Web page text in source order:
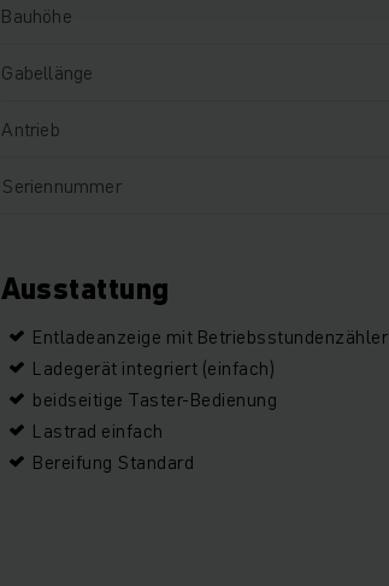
Bauhöhe
Gabellänge
Antrieb
Seriennummer
Ausstattung
Entladeanzeige mit Betriebsstundenzähler
Ladegerät integriert (einfach)
beidseitige Taster-Bedienung
Lastrad einfach
Bereifung Standard